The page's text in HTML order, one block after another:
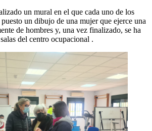
un mural en el que cada uno de los
un dibujo de una mujer que ejerce una
de hombres y, una vez finalizado, se ha
del centro ocupacional .